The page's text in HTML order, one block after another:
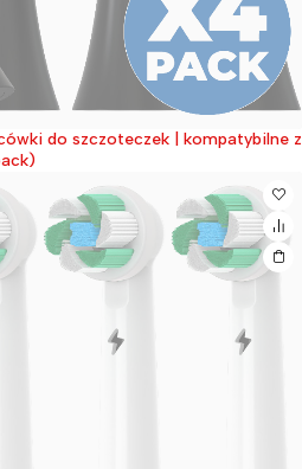
do szczoteczek | kompatybilne z